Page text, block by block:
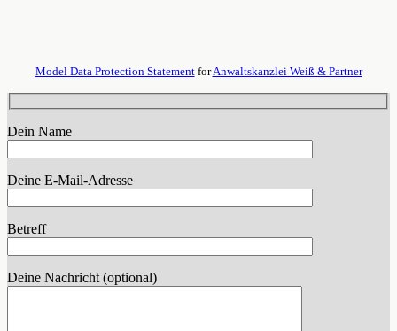
Model Data Protection StatementforAnwaltskanzlei Weiß & Partner
Dein Name
Deine E-Mail-Adresse
Betreff
Deine Nachricht (optional)